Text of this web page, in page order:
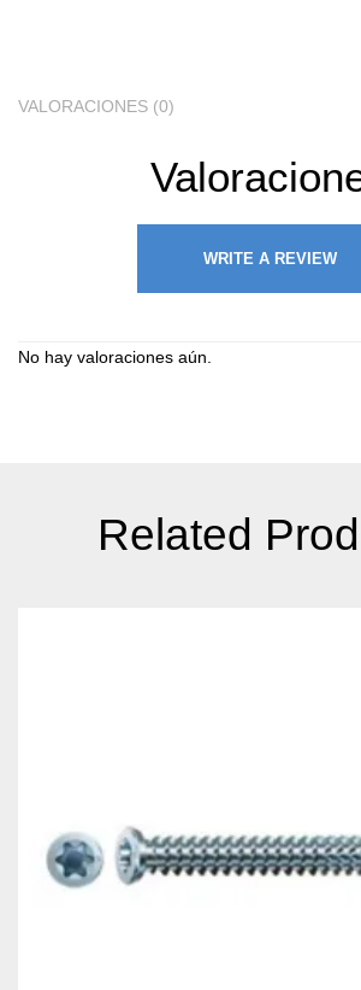
VALORACIONES (0)
WRITE A REVIEW
No hay valoraciones aún.
Related